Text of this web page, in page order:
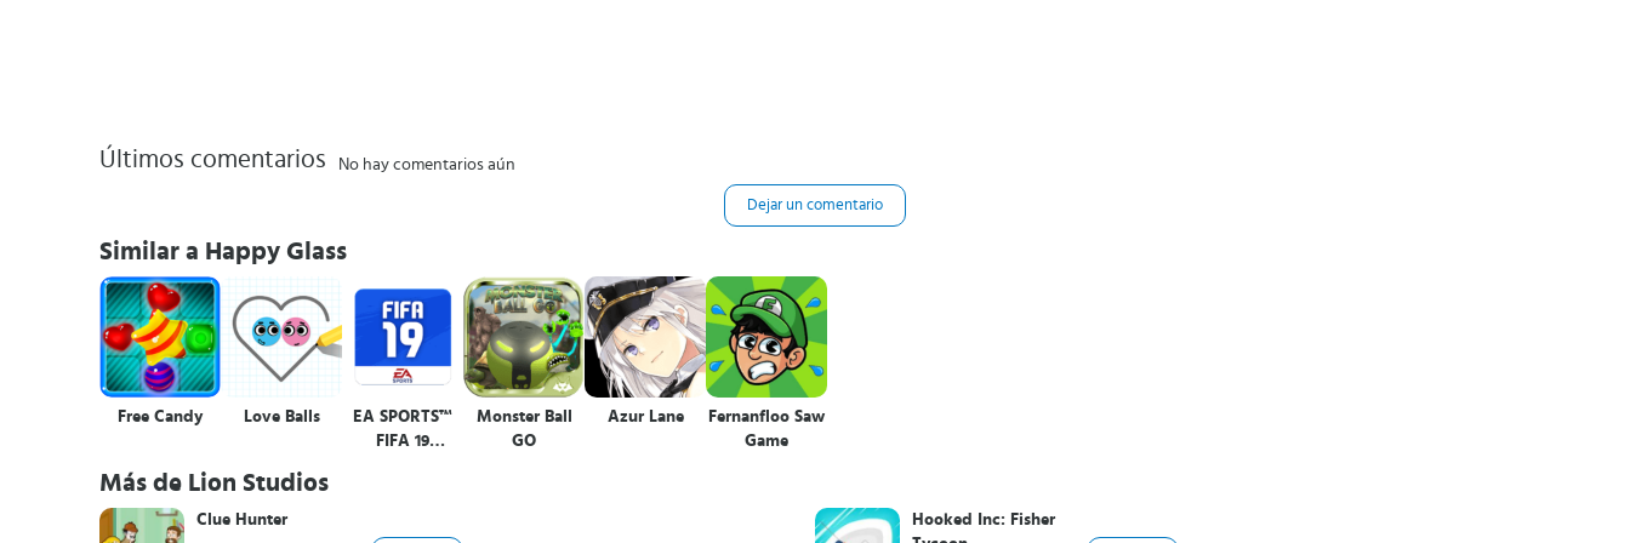
Últimos comentarios No hay comentarios aún
Dejar un comentario
Similar a Happy Glass
Free Candy Love Balls
EA SPORTS™
FIFA 19
Monster Ball
GO
Azur Lane
Fernanfloo Saw
Game
Más de Lion Studios
Clue Hunter
Hooked Inc: Fisher